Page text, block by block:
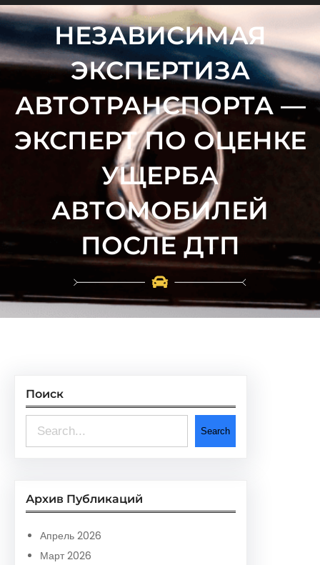
НЕЗАВИСИМАЯ
ЭКСПЕРТИЗА
АВТОТРАНСПОРТА —
ЭКСПЕРТ ПО ОЦЕНКЕ
УЩЕРБА
АВТОМОБИЛЕЙ
ПОСЛЕ ДТП
Поиск
e
r
c
h
Search
Архив Публикаций
Апрель 2026
Март 2026